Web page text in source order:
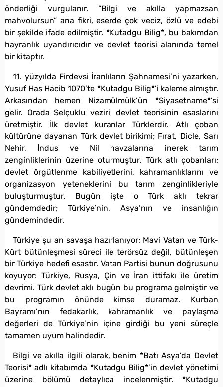
önderliği vurgulanır. “Bilgi ve akılla yapmazsan
mahvolursun” ana fikri, eserde çok veciz, özlü ve edebi
bir şekilde ifade edilmiştir. *Kutadgu Bilig*, bu bakımdan
hayranlık uyandırıcıdır ve devlet teorisi alanında temel
bir kitaptır.
11. yüzyılda Firdevsi İranlıların Şahnamesi’ni yazarken,
Yusuf Has Hacib 1070’te *Kutadgu Bilig*’i kaleme almıştır.
Arkasından hemen Nizamülmülk’ün *Siyasetname*’si
gelir. Orada Selçuklu veziri, devlet teorisinin esaslarını
üretmiştir. İlk devlet kuranlar Türklerdir. Atlı çoban
kültürüne dayanan Türk devlet birikimi; Fırat, Dicle, Sarı
Nehir, İndus ve Nil havzalarına inerek tarım
zenginliklerinin üzerine oturmuştur. Türk atlı çobanları;
devlet örgütlenme kabiliyetlerini, kahramanlıklarını ve
organizasyon yeteneklerini bu tarım zenginlikleriyle
buluşturmuştur. Bugün işte o Türk aklı tekrar
gündemdedir; Türkiye’nin, Asya’nın ve insanlığın
gündemindedir.
Türkiye şu an savaşa hazırlanıyor; Mavi Vatan ve Türk-
Kürt bütünleşmesi süreci ile terörsüz değil, bütünleşen
bir Türkiye hedefi esastır. Vatan Partisi bunun doğrusunu
koyuyor: Türkiye, Rusya, Çin ve İran ittifakı ile üretim
devrimi. Türk devlet aklı bugün bu programa gelmiştir ve
bu programın önünde kimse duramaz. Kurban
Bayramı’nın fedakarlık, kahramanlık ve paylaşma
değerleri de Türkiye’nin içine girdiği bu yeni süreçle
tamamen uyum halindedir.
Bilgi ve akılla ilgili olarak, benim *Batı Asya’da Devlet
Teorisi* adlı kitabımda *Kutadgu Bilig*’in devlet yönetimi
üzerine bölümü detaylıca incelenmiştir. *Kutadgu